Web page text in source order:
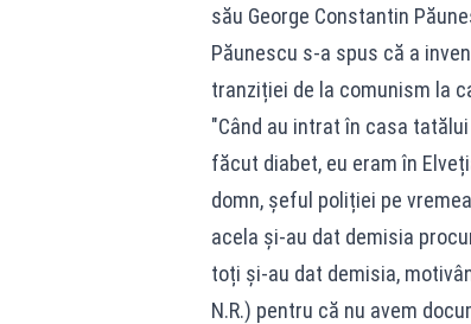
său George Constantin
Păunescu s-a spus că a
tranziției de la comunism la
"Când au intrat în casa
făcut diabet, eu eram în
domn, șeful poliției pe
acela și-au dat demisia
toți și-au dat demisia,
N.R.) pentru că nu avem